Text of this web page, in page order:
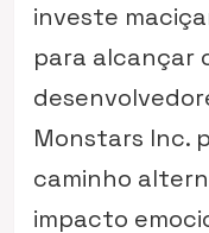
investe
para alcançar
Monstars Inc.
caminho
impacto